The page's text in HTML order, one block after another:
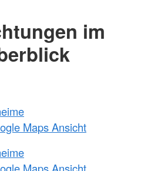
im
Maps Ansicht
Maps Ansicht